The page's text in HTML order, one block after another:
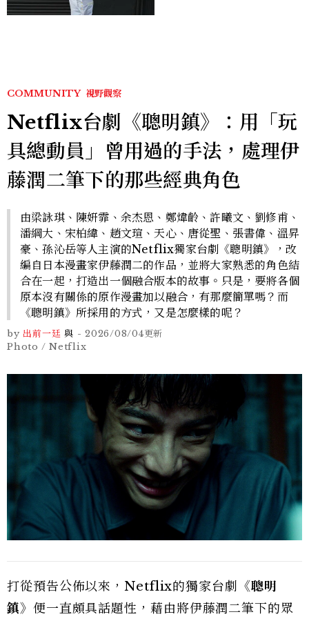
COMMUNITY 視野觀察
Netflix台劇《聰明鎮》：用「玩
具總動員」曾用過的手法，處理伊
藤潤二筆下的那些經典角色
由梁詠琪、陳姸霏、余杰恩、鄭煒齡、許曦文、劉修甫、
潘綱大、宋柏緯、趙文瑄、天心、唐從聖、張書偉、溫昇
豪、孫沁岳等人主演的Netflix獨家台劇《聰明鎮》，改
編自日本漫畫家伊藤潤二的作品，並將大家熟悉的角色結
合在一起，打造出一個融合版本的故事。只是，要將各個
原本沒有關係的原作漫畫加以融合，有那麼簡單嗎？而
《聰明鎮》所採用的方式，又是怎麼樣的呢？
by 出前一廷 與 - 2026/08/04更新
Photo / Netflix
打從預告公佈以來，Netflix的獨家台劇 《聰明
鎮》 便一直頗具話題性，藉由將伊藤潤二筆下的眾